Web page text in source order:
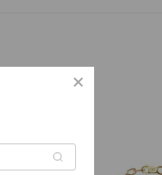
ПРОИСХОЖДЕНИЕ